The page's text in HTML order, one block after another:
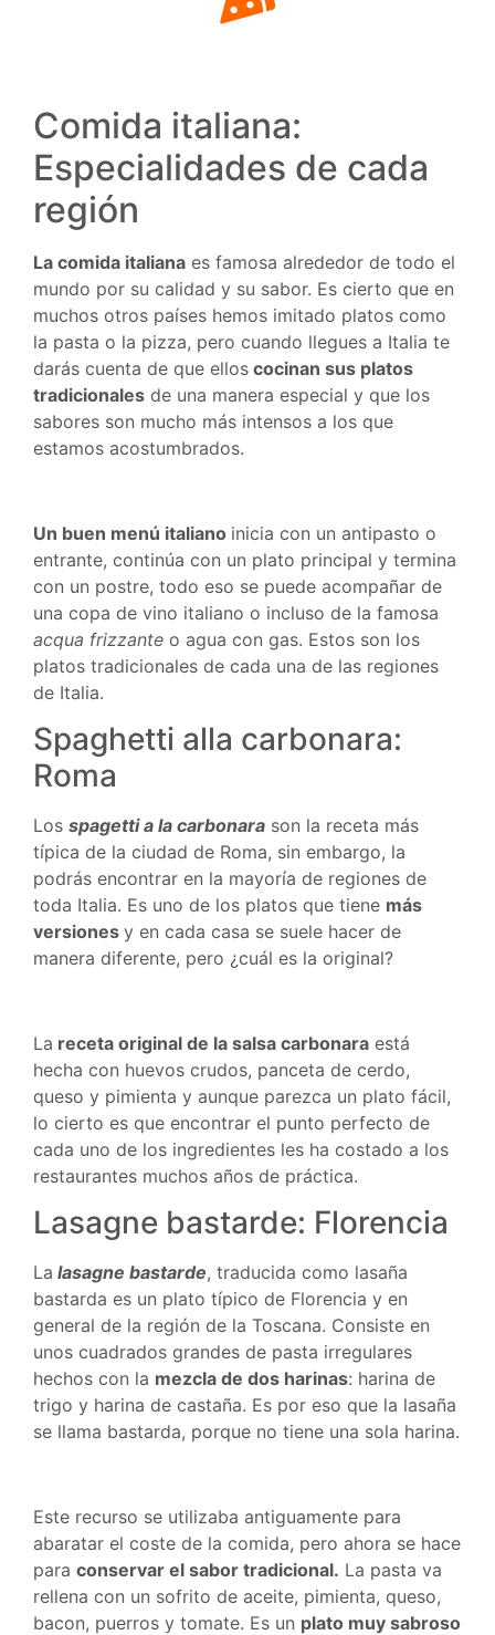
Comida italiana:
Especialidades de cada
región
La comida italiana es famosa alrededor de todo el
mundo por su calidad y su sabor. Es cierto que en
muchos otros países hemos imitado platos como
la pasta o la pizza, pero cuando llegues a Italia te
darás cuenta de que ellos cocinan sus platos
tradicionales de una manera especial y que los
sabores son mucho más intensos a los que
estamos acostumbrados.
Un buen menú italiano inicia con un antipasto o
entrante, continúa con un plato principal y termina
con un postre, todo eso se puede acompañar de
una copa de vino italiano o incluso de la famosa
acqua frizzante o agua con gas. Estos son los
platos tradicionales de cada una de las regiones
de Italia.
Spaghetti alla carbonara:
Roma
Los spagetti a la carbonara son la receta más
típica de la ciudad de Roma, sin embargo, la
podrás encontrar en la mayoría de regiones de
toda Italia. Es uno de los platos que tiene más
versiones y en cada casa se suele hacer de
manera diferente, pero ¿cuál es la original?
La receta original de la salsa carbonara está
hecha con huevos crudos, panceta de cerdo,
queso y pimienta y aunque parezca un plato fácil,
lo cierto es que encontrar el punto perfecto de
cada uno de los ingredientes les ha costado a los
restaurantes muchos años de práctica.
Lasagne bastarde: Florencia
La lasagne bastarde, traducida como lasaña
bastarda es un plato típico de Florencia y en
general de la región de la Toscana. Consiste en
unos cuadrados grandes de pasta irregulares
hechos con la mezcla de dos harinas: harina de
trigo y harina de castaña. Es por eso que la lasaña
se llama bastarda, porque no tiene una sola harina.
Este recurso se utilizaba antiguamente para
abaratar el coste de la comida, pero ahora se hace
para conservar el sabor tradicional. La pasta va
rellena con un sofrito de aceite, pimienta, queso,
bacon, puerros y tomate. Es un plato muy sabroso